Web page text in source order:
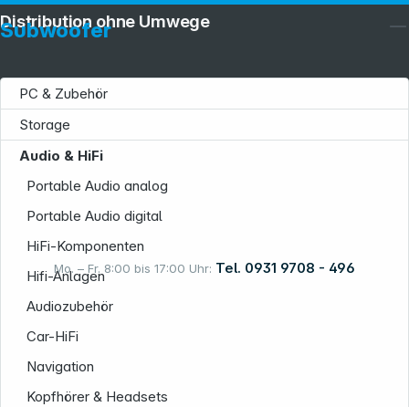
Mo. – Fr. 8:00 bis 17:00 Uhr: Tel. 0931 9708 - 496
Subwoofer
PC & Zubehör
Storage
Audio & HiFi
Portable Audio analog
Portable Audio digital
HiFi-Komponenten
Hifi-Anlagen
Audiozubehör
Car-HiFi
Navigation
Kopfhörer & Headsets
Distribution ohne Umwege
Service
Rechtliches